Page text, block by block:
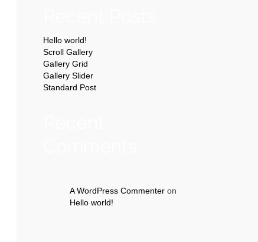
Hello world!
Scroll Gallery
Gallery Grid
Gallery Slider
Standard Post
A WordPress Commenteron
Hello world!